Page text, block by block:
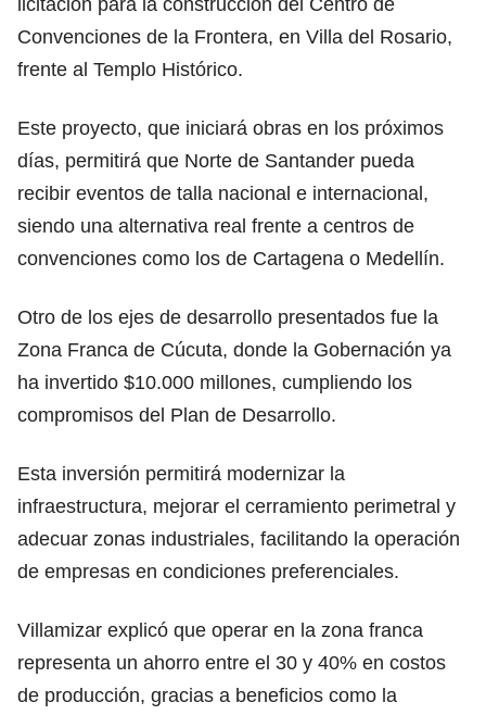
Convenciones de la Frontera, en Villa del Rosario,
frente al Templo Histórico.
Este proyecto, que iniciará obras en los próximos
días, permitirá que Norte de Santander pueda
recibir eventos de talla nacional e internacional,
siendo una alternativa real frente a centros de
convenciones como los de Cartagena o Medellín.
Otro de los ejes de desarrollo presentados fue la
Zona Franca de Cúcuta, donde la Gobernación ya
ha invertido $10.000 millones, cumpliendo los
compromisos del Plan de Desarrollo.
Esta inversión permitirá modernizar la
infraestructura, mejorar el cerramiento perimetral y
adecuar zonas industriales, facilitando la operación
de empresas en condiciones preferenciales.
Villamizar explicó que operar en la zona franca
representa un ahorro entre el 30 y 40% en costos
de producción, gracias a beneficios como la